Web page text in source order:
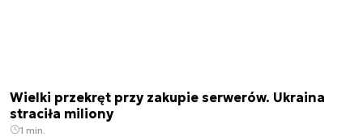
Wielki przekręt przy zakupie serwerów. Ukraina
straciła miliony
1 min.